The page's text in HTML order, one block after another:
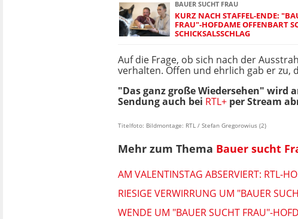
BAUER SUCHT FRAU
KURZ NACH STAFFEL-ENDE:
FRAU"-HOFDAME OFFENBART
SCHICKSALSSCHLAG
Auf die Frage, ob sich nach der
verhalten. Offen und ehrlich gab er zu,
"Das ganz große Wiedersehen" wird
Sendung auch bei RTL+ per Stream
Titelfoto: Bildmontage: RTL / Stefan Gregorowius (2)
Mehr zum Thema Bauer sucht
AM VALENTINSTAG ABSERVIERT: RTL-
RIESIGE VERWIRRUNG UM "BAUER
WENDE UM "BAUER SUCHT FRAU"-